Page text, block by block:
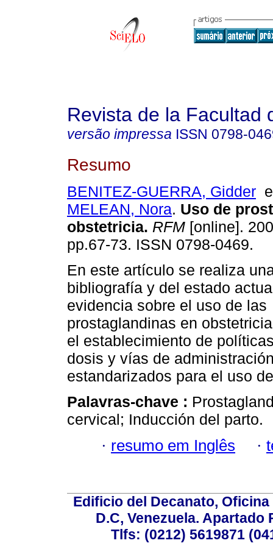
Revista de la Facultad
versão impressa ISSN 0798-
Resumo
BENITEZ-GUERRA, Gidder
MELEAN, Nora. Uso de
obstetricia. RFM [online].
pp.67-73. ISSN 0798-0469.
En este artículo se realiza
bibliografía y del estado
evidencia sobre el uso de las
prostaglandinas en
el establecimiento de
dosis y vías de
estandarizados para el uso
Palavras-chave :
cervical; Inducción del parto.
· resumo em Inglês ·
Edificio del Decanato,
D.C, Venezuela. Apartado
Tlfs: (0212) 5619871